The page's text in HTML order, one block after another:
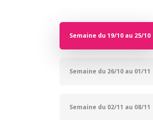
Semaine du 19/10 au 25/10
Semaine du 26/10 au 01/11
Semaine du 02/11 au 08/11